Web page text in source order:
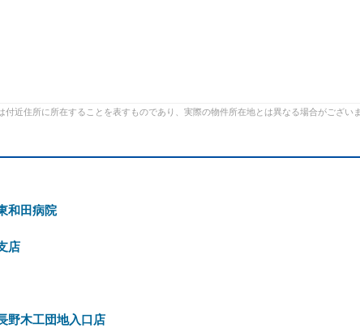
近住所に所在することを表すものであり、実際の物件所在地とは異なる場合がございま
和田病院
店
野木工団地入口店